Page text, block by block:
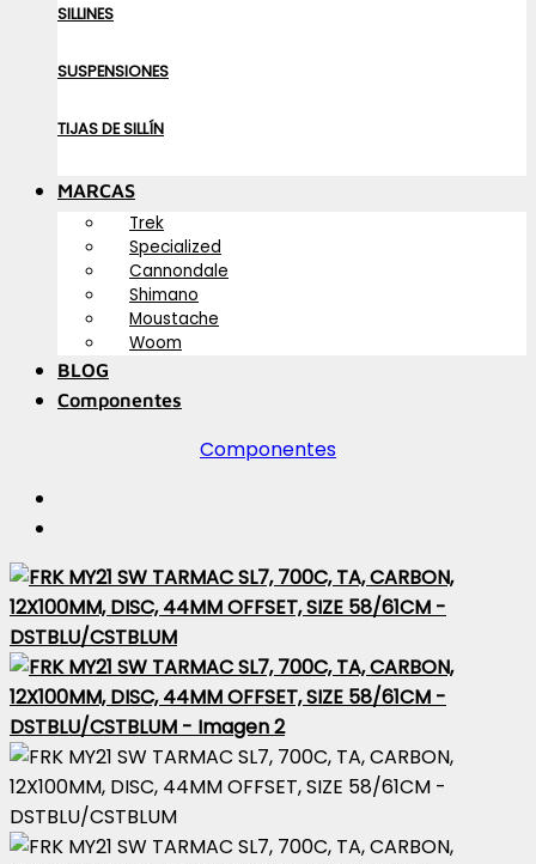
SILLINES
SUSPENSIONES
TIJAS DE SILLÍN
MARCAS
Trek
Specialized
Cannondale
Shimano
Moustache
Woom
BLOG
Componentes
Componentes